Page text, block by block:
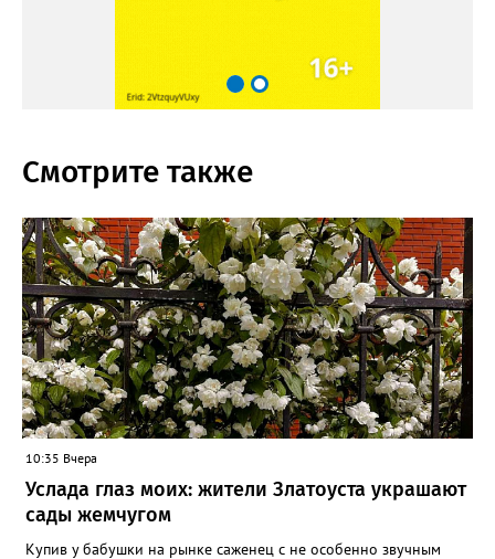
Смотрите также
10:35 Вчера
Услада глаз моих: жители Златоуста украшают
сады жемчугом
Купив у бабушки на рынке саженец с не особенно звучным